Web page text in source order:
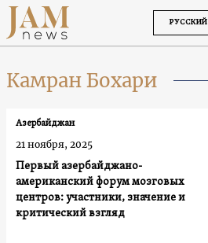
РУССКИЙ
Камран Бохари
Первый азербайджано-
американский форум мозговых
центров: участники, значение и
критический взгляд
Азербайджан
21 ноября, 2025